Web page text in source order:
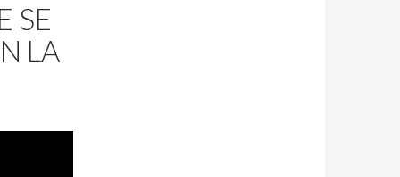
SE
LA